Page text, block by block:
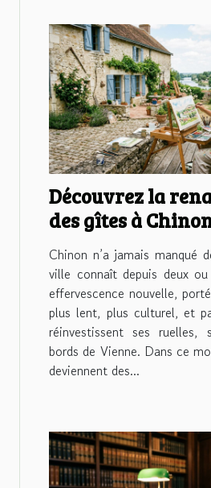
Découvrez la
des gîtes à
l'œil des artistes
Chinon n’a jamais manqué
ville connaît depuis deux
effervescence nouvelle,
plus lent, plus culturel, et
réinvestissent ses
bords de Vienne. Dans ce
deviennent des...